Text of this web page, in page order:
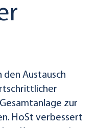
den Austausch
zur
HoSt verbessert